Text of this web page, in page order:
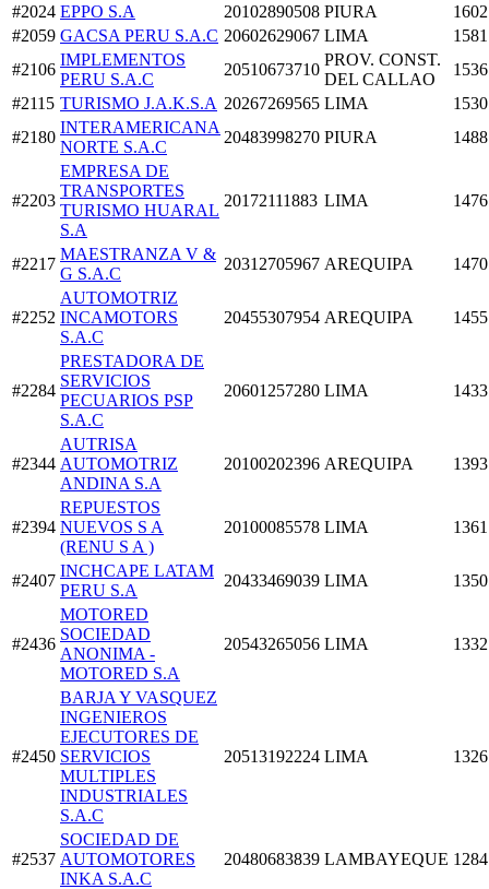
#2024 EPPO S.A 20102890508 PIURA
#2059 GACSA PERU S.A.C 20602629067 LIMA
#2106
IMPLEMENTOS
PERU S.A.C
20510673710
PROV. CONST.
DEL CALLAO
#2115 TURISMO J.A.K.S.A 20267269565 LIMA
#2180
INTERAMERICANA
NORTE S.A.C
20483998270 PIURA
#2203
EMPRESA DE
TRANSPORTES
TURISMO HUARAL
S.A
20172111883 LIMA
#2217
MAESTRANZA V &
G S.A.C
20312705967 AREQUIPA
#2252
AUTOMOTRIZ
INCAMOTORS
S.A.C
20455307954 AREQUIPA
#2284
PRESTADORA DE
SERVICIOS
PECUARIOS PSP
S.A.C
20601257280 LIMA
#2344
AUTRISA
AUTOMOTRIZ
ANDINA S.A
20100202396 AREQUIPA
#2394
REPUESTOS
NUEVOS S A
(RENU S A )
20100085578 LIMA
#2407
INCHCAPE LATAM
PERU S.A
20433469039 LIMA
#2436
MOTORED
SOCIEDAD
ANONIMA -
MOTORED S.A
20543265056 LIMA
#2450
BARJA Y VASQUEZ
INGENIEROS
EJECUTORES DE
SERVICIOS
MULTIPLES
INDUSTRIALES
S.A.C
20513192224 LIMA
#2537
SOCIEDAD DE
AUTOMOTORES
INKA S.A.C
20480683839 LAMBAYEQUE